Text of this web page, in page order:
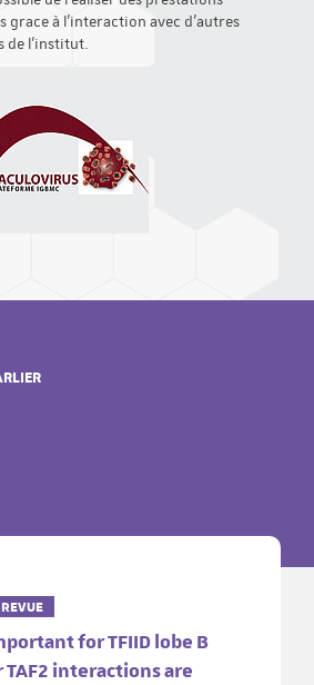
grace à l'interaction avec d'autres
de l'institut.
for TFIID lobe B
interactions are